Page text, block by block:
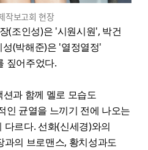
작보고회 현장
(조인성)은 '시원시원', 박건
(박해준)은 '열정열정'
짚어주었다.
과 함께 멜로 모습도
인 균열을 느끼기 전에 나오는
르다. 선화(신세경)와의
과의 브로맨스, 황치성과도